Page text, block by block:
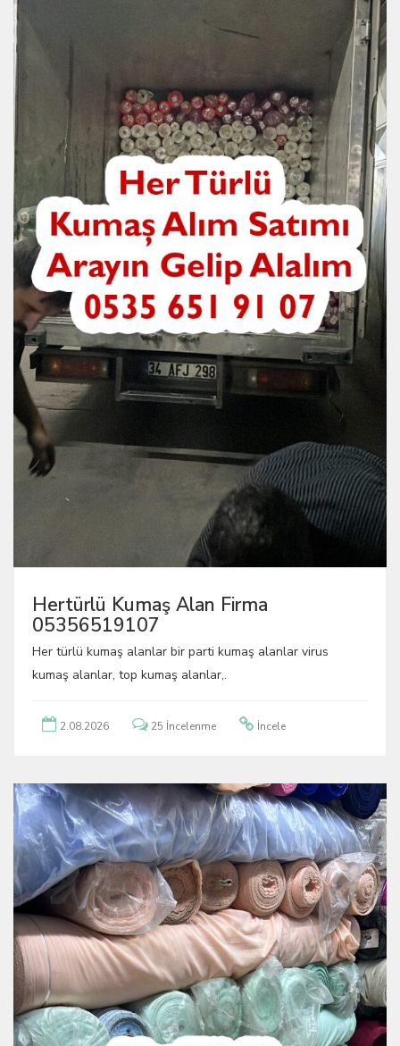
Hertürlü Kumaş Alan Firma
05356519107
Her türlü kumaş alanlar bir parti kumaş alanlar virus
kumaş alanlar, top kumaş alanlar,.
2.08.2026 25 İncelenme İncele